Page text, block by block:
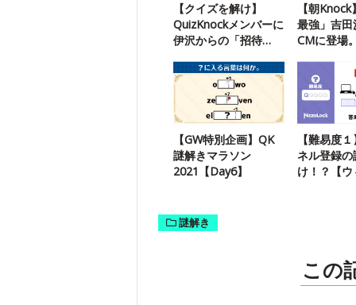
【クイズを解け】
QuizKnockメンバーに
伊沢からの「招待
す
【朝
最強」吉
CMに登場
【GW特別企画】QK
謎解きマラソン
2021【Day6】
【難易度
ネル登録の
け！？【
謎解き
この